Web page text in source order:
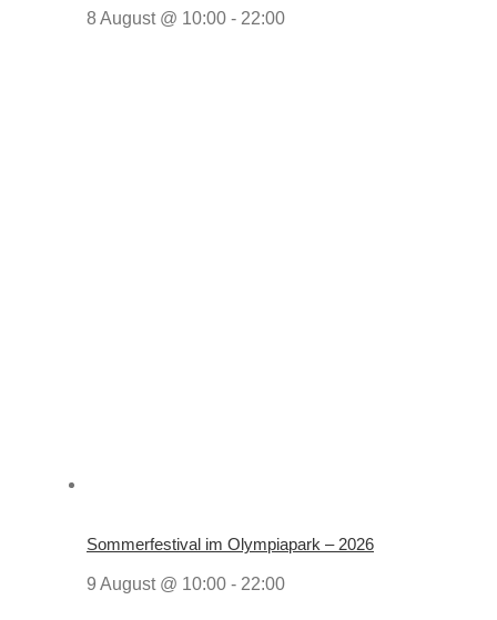
8 August @ 10:00 - 22:00
Sommerfestival im Olympiapark – 2026
9 August @ 10:00 - 22:00